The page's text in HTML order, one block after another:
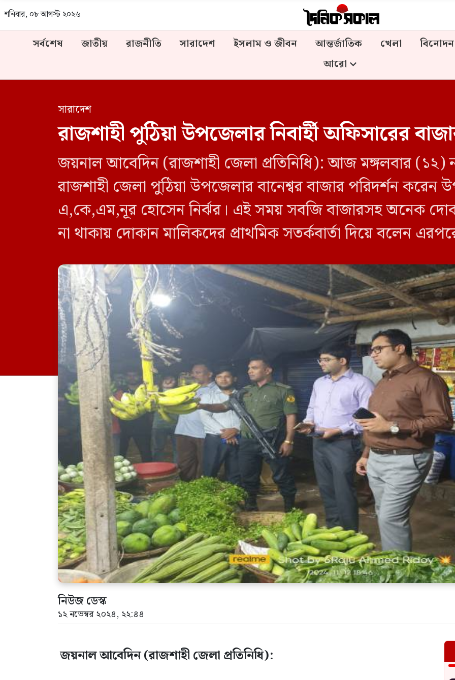
শনিবার, ০৮ আগস্ট ২০২৬
সর্বশেষ জাতীয় রাজনীতি সারাদেশ ইসলাম ও জীবন আন্তর্জাতিক খেলা বিনোদন
আরো
সারাদেশ
রাজশাহী পুঠিয়া উপজেলার নিবার্হী অফিসারের
জয়নাল আবেদিন (রাজশাহী জেলা প্রতিনিধি): আজ মঙ্গলবার (১২)
রাজশাহী জেলা পুঠিয়া উপজেলার বানেশ্বর বাজার পরিদর্শন করেন
এ,কে,এম,নূর হোসেন নির্ঝর। এই সময় সবজি বাজারসহ অনেক
না থাকায় দোকান মালিকদের প্রাথমিক সতর্কবার্তা দিয়ে বলেন
নিউজ ডেস্ক
১২ নভেম্বর ২০২৪, ২২:৪৪
জয়নাল আবেদিন (রাজশাহী জেলা প্রতিনিধি):